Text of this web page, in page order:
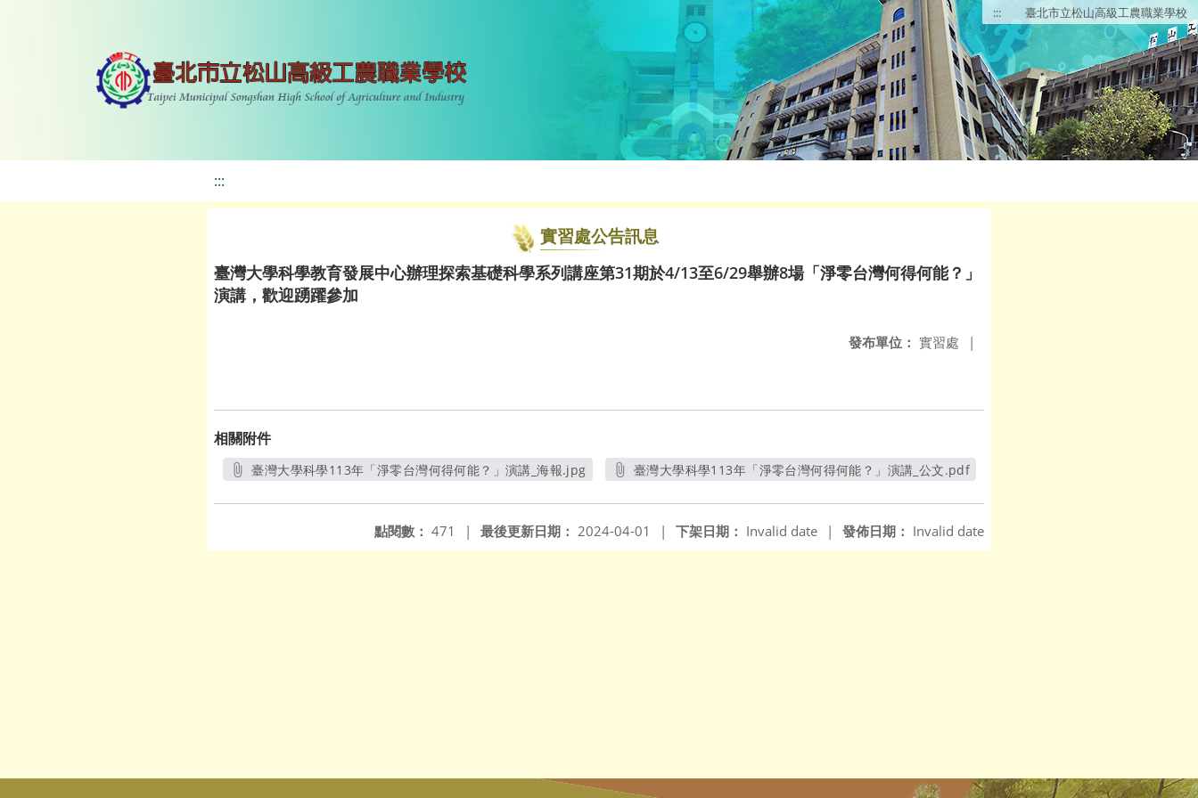
::: 臺北市立松山高級工農職業學校
:::
實習處公告訊息
臺灣大學科學教育發展中心辦理探索基礎科學系列講座第31期於4/13至6/29舉辦8場「淨零台灣何得何能？」
演講，歡迎踴躍參加
發布單位： 實習處 |
相關附件
臺灣大學科學113年「淨零台灣何得何能？」演講_海報.jpg
臺灣大學科學113年「淨零台灣何得何能？」演講_公文.pdf
發佈日期： Invalid date
下架日期： Invalid date |
最後更新日期： 2024-04-01 |
點閱數： 471 |